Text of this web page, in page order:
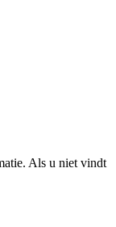
Als u niet vindt